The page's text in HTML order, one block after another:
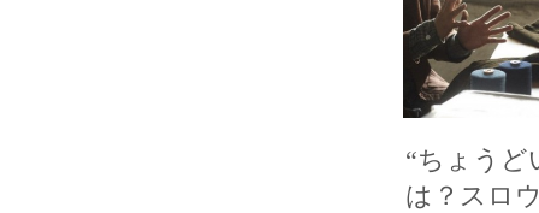
“ちょうど
は？スロ